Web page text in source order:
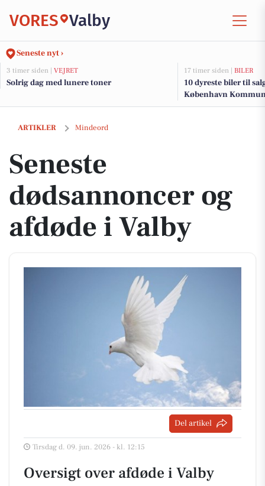
VORES Valby
Seneste nyt ›
3 timer siden | VEJRET
Solrig dag med lunere toner
17 timer siden | BILER
10 dyreste biler til
København
ARTIKLER Mindeord
Seneste dødsannoncer og afdøde i Valby
Seneste
dødsannoncer og
afdøde i Valby
Del artikel
Tirsdag d. 09. jun. 2026 - kl. 12:15
Oversigt over afdøde i Valby